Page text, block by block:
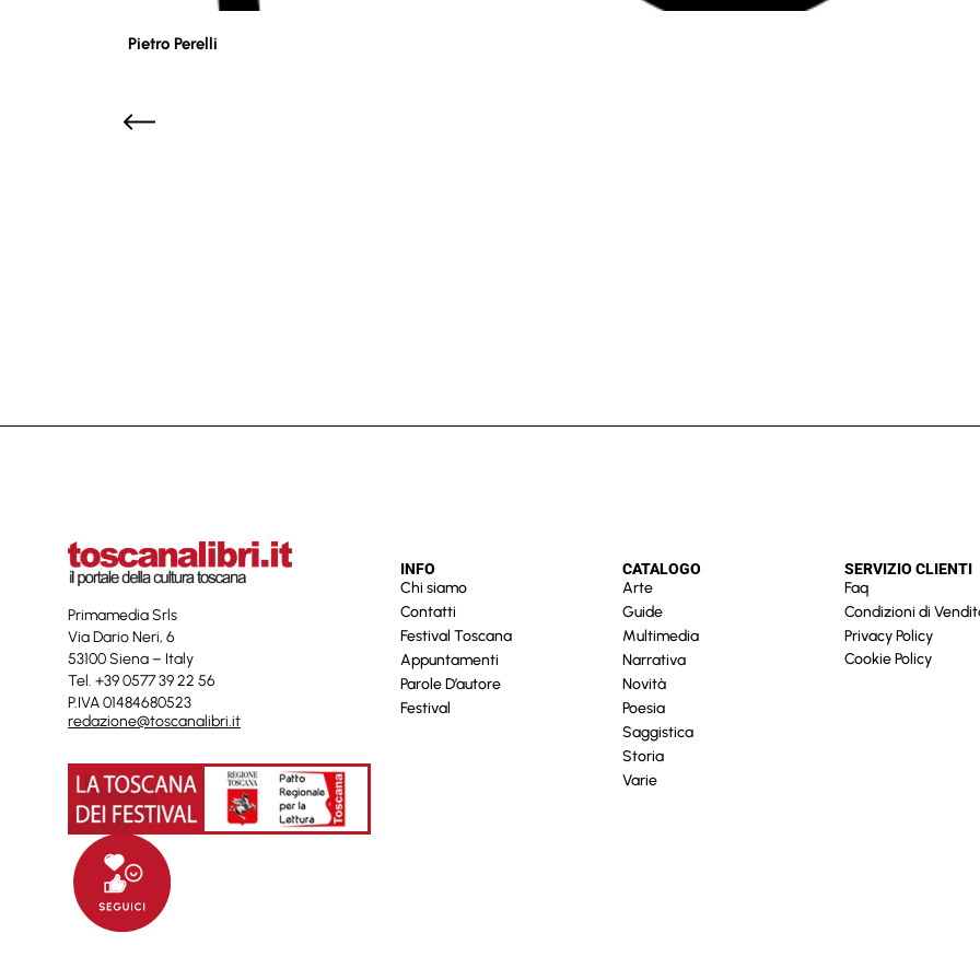
Pietro Perelli
Primamedia Srls
Via Dario Neri, 6
53100 Siena – Italy
Tel. +39 0577 39 22 56
P.IVA 01484680523
redazione@toscanalibri.it
INFO
Chi siamo
Contatti
Festival Toscana
Appuntamenti
Parole D’autore
Festival
CATALOGO
Arte
Guide
Multimedia
Narrativa
Novità
Poesia
Saggistica
Storia
Varie
SERVIZIO CLIENTI
Faq
Condizioni di
Privacy Policy
Cookie Policy